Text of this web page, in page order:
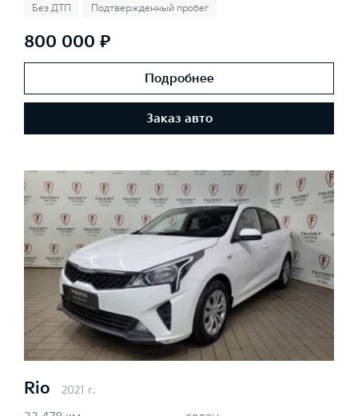
Без ДТП Подтвержденный пробег
800 000 ₽
Подробнее
Заказ авто
Rio 2021 г.